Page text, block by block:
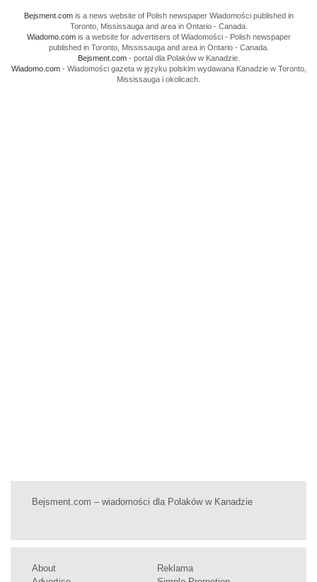
Bejsment.comis a news website of Polish newspaper Wiadomości published in
Toronto, Mississauga and area in Ontario - Canada.
Wiadomo.comis a website for advertisers of Wiadomości - Polish newspaper
published in Toronto, Mississauga and area in Ontario - Canada.
Bejsment.com- portal dla Polaków w Kanadzie.
Wiadomo.com- Wiadomości gazeta w języku polskim wydawana Kanadzie w Toronto,
Mississauga i okolicach.
Bejsment.com – wiadomości dla Polaków w Kanadzie
About
Reklama